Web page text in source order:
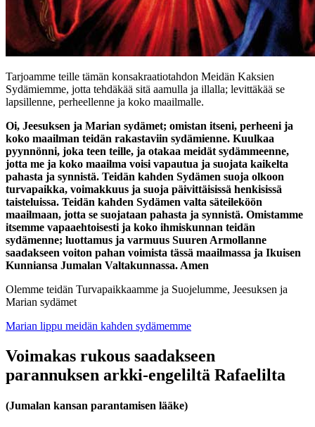
Tarjoamme teille tämän konsakraatiotahdon Meidän Kaksien
Sydämiemme, jotta tehdäkää sitä aamulla ja illalla; levittäkää se
lapsillenne, perheellenne ja koko maailmalle.
Oi, Jeesuksen ja Marian sydämet; omistan itseni, perheeni ja
koko maailman teidän rakastaviin sydämienne. Kuulkaa
pyynnönni, joka teen teille, ja otakaa meidät sydämmeenne,
jotta me ja koko maailma voisi vapautua ja suojata kaikelta
pahasta ja synnistä. Teidän kahden Sydämen suoja olkoon
turvapaikka, voimakkuus ja suoja päivittäisissä henkisissä
taisteluissa. Teidän kahden Sydämen valta säteileköön
maailmaan, jotta se suojataan pahasta ja synnistä. Omistamme
itsemme vapaaehtoisesti ja koko ihmiskunnan teidän
sydämenne; luottamus ja varmuus Suuren Armollanne
saadakseen voiton pahan voimista tässä maailmassa ja Ikuisen
Kunniansa Jumalan Valtakunnassa. Amen
Olemme teidän Turvapaikkaamme ja Suojelumme, Jeesuksen ja
Marian sydämet
Marian lippu meidän kahden sydämemme
Voimakas rukous saadakseen
parannuksen arkki-engeliltä Rafaelilta
(Jumalan kansan parantamisen lääke)